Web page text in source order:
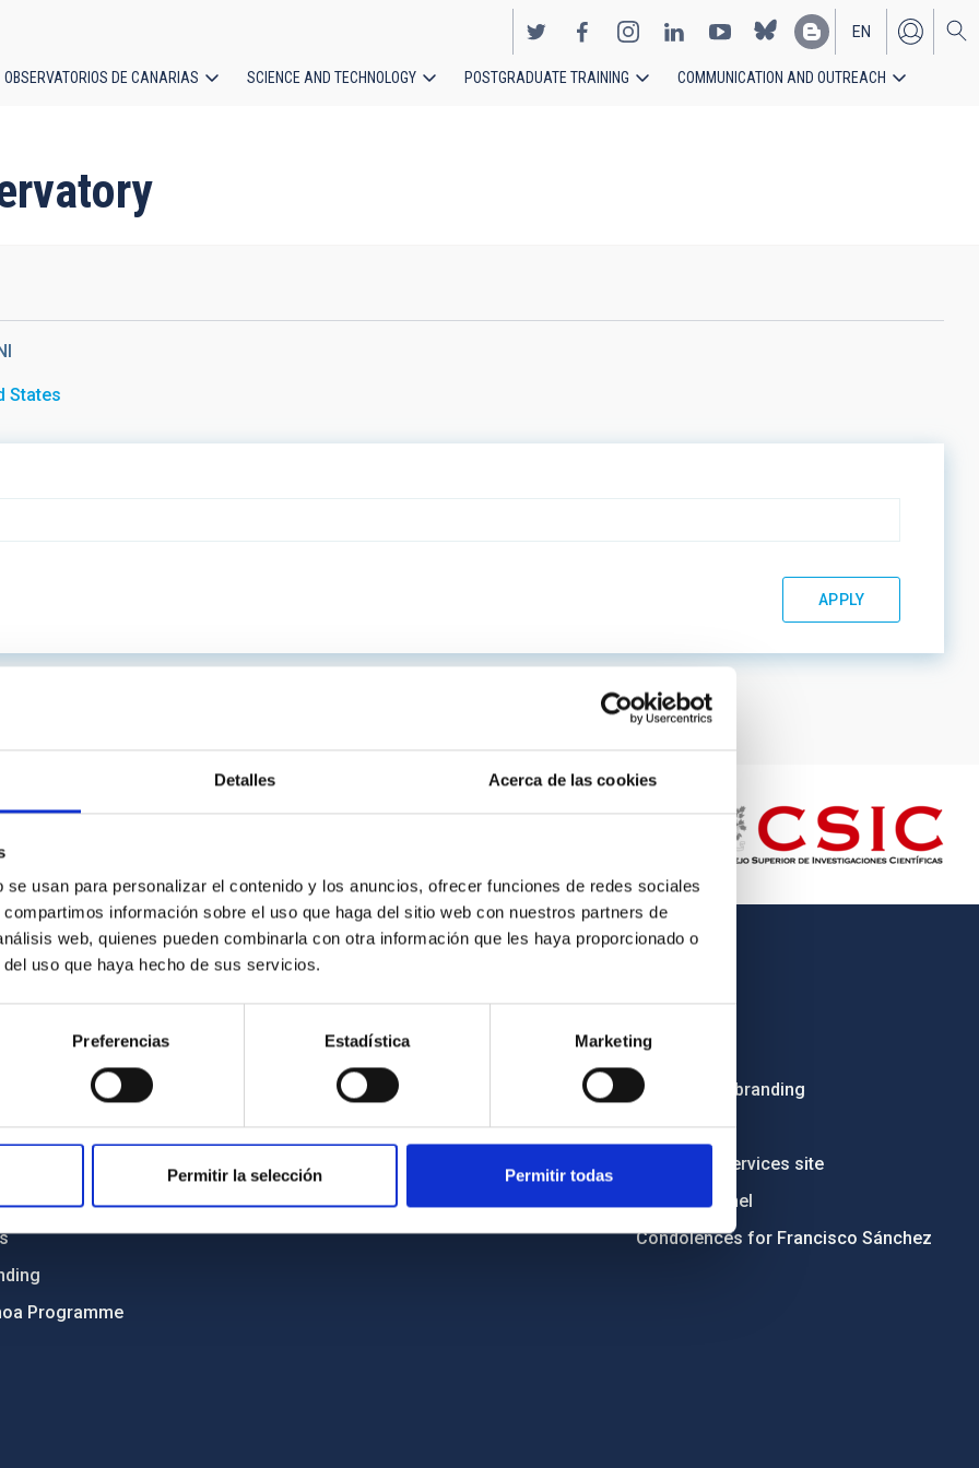
Detalles Acerca de las cookies
usan para personalizar el contenido y los anuncios, ofrecer funciones de redes sociales
información sobre el uso que haga del sitio web con nuestros partners de
web, quienes pueden combinarla con otra información que les haya proporcionado o
uso que haya hecho de sus servicios.
Preferencias Estadística Marketing
Permitir la selección Permitir todas
EN
ES
OBSERVATORIOS DE CANARIAS SCIENCE AND TECHNOLOGY POSTGRADUATE TRAINING COMMUNICATION AND OUTREACH
States
and anti-fraud policy
and diversity
Programme
IAC PORTAL
Privacy policy
Legal notice
Cookies policy
Accessibility
Tenders
Institutional branding
RSS
Electronic services site
Ethics channel
Condolences for Francisco Sánchez